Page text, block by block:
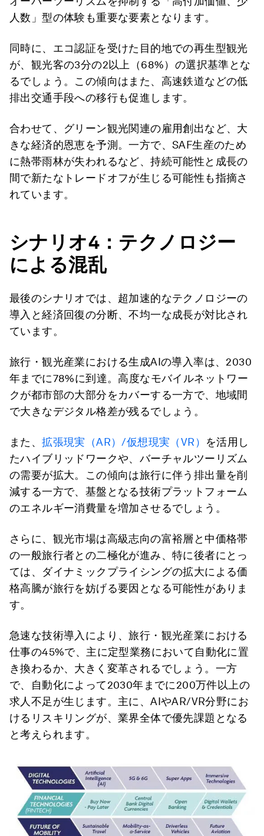
人数」型の体験も重要な要素となります。
同時に、エコ認証を受けた目的地での再生型観光
が、観光客の3分の2以上（68%）の選択基準とな
るでしょう。この傾向はまた、高速鉄道などの低
排出交通手段への移行も促進します。
合わせて、グリーン観光関連の雇用創出など、大
きな経済的恩恵を予測。一方で、SAF生産のため
に熱帯雨林が失われるなど、持続可能性と成長の
間で新たなトレードオフが生じる可能性も指摘さ
れています。
シナリオ4 ：テクノロジー
による混乱
最後のシナリオでは、超加速的なテクノロジーの
導入と経済回復の分断、不均一な成長が対比され
ています。
旅行・観光産業における生成AIの導入率は、2030
年までに78%に到達。高度なモバイルネットワー
クが都市部の大部分をカバーする一方で、地域間
で大きなデジタル格差が残るでしょう。
また、拡張現実（AR）/仮想現実（VR） を活用し
たハイブリッドワークや、バーチャルツーリズム
の需要が拡大。この傾向は旅行に伴う排出量を削
減する一方で、基盤となる技術プラットフォーム
のエネルギー消費量を増加させるでしょう。
さらに、観光市場は高級志向の富裕層と中価格帯
の一般旅行者との二極化が進み、特に後者にとっ
ては、ダイナミックプライシングの拡大による価
格高騰が旅行を妨げる要因となる可能性がありま
す。
急速な技術導入により、旅行・観光産業における
仕事の45%で、主に定型業務において自動化に置
き換わるか、大きく変革されるでしょう。一方
で、自動化によって2030年までに200万件以上の
求人不足が生じます。主に、AIやAR/VR分野にお
けるリスキリングが、業界全体で優先課題となる
と考えられます。